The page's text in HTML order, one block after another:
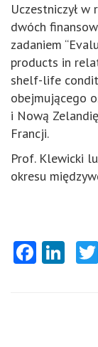
Uczestniczył
dwóch
zadaniem
products in
shelf-life
obejmującego
i Nową
Francji.
Prof. Klewicki
okresu